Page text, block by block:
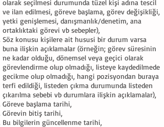
olarak seçilmesi durumunda tüzel kişi adına tescil
ve ilan edilmesi, göreve başlama, görev değişikliği,
yetki genişlemesi, danışmanlık/denetim, ana
ortaklıktaki görevi vb sebepler),
Söz konusu kişilere ait hususi bir durum varsa
buna ilişkin açıklamalar (örneğin; görev süresinin
ne kadar olduğu, dönemsel veya geçici olarak
görevlendirme olup olmadığı, listeye kaydedilmede
gecikme olup olmadığı, hangi pozisyondan buraya
terfi edildiği, listeden çıkma durumunda listeden
çıkarılma sebebi vb durumlara ilişkin açıklamalar),
Göreve başlama tarihi,
Görevin bitiş tarihi,
Bu bilgilerin güncellenme tarihi,